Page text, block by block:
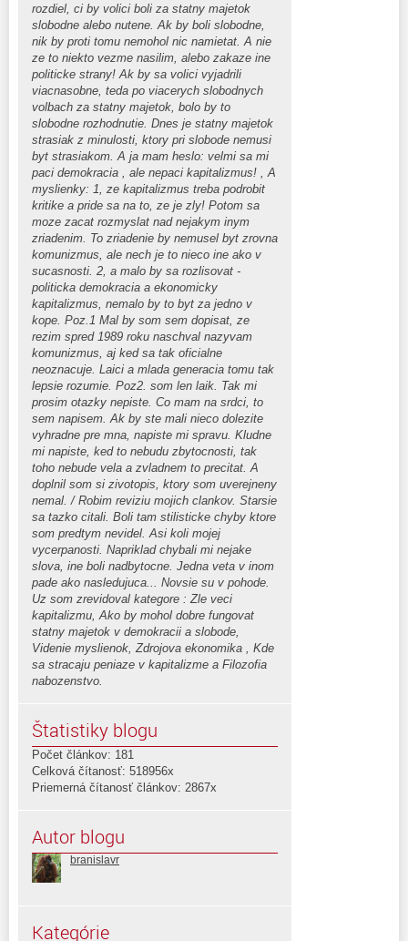
rozdiel, ci by volici boli za statny majetok
slobodne alebo nutene. Ak by boli slobodne,
nik by proti tomu nemohol nic namietat. A nie
ze to niekto vezme nasilim, alebo zakaze ine
politicke strany! Ak by sa volici vyjadrili
viacnasobne, teda po viacerych slobodnych
volbach za statny majetok, bolo by to
slobodne rozhodnutie. Dnes je statny majetok
strasiak z minulosti, ktory pri slobode nemusi
byt strasiakom. A ja mam heslo: velmi sa mi
paci demokracia , ale nepaci kapitalizmus! , A
myslienky: 1, ze kapitalizmus treba podrobit
kritike a pride sa na to, ze je zly! Potom sa
moze zacat rozmyslat nad nejakym inym
zriadenim. To zriadenie by nemusel byt zrovna
komunizmus, ale nech je to nieco ine ako v
sucasnosti. 2, a malo by sa rozlisovat -
politicka demokracia a ekonomicky
kapitalizmus, nemalo by to byt za jedno v
kope. Poz.1 Mal by som sem dopisat, ze
rezim spred 1989 roku naschval nazyvam
komunizmus, aj ked sa tak oficialne
neoznacuje. Laici a mlada generacia tomu tak
lepsie rozumie. Poz2. som len laik. Tak mi
prosim otazky nepiste. Co mam na srdci, to
sem napisem. Ak by ste mali nieco dolezite
vyhradne pre mna, napiste mi spravu. Kludne
mi napiste, ked to nebudu zbytocnosti, tak
toho nebude vela a zvladnem to precitat. A
doplnil som si zivotopis, ktory som uverejneny
nemal. / Robim reviziu mojich clankov. Starsie
sa tazko citali. Boli tam stilisticke chyby ktore
som predtym nevidel. Asi koli mojej
vycerpanosti. Napriklad chybali mi nejake
slova, ine boli nadbytocne. Jedna veta v inom
pade ako nasledujuca... Novsie su v pohode.
Uz som zrevidoval kategore : Zle veci
kapitalizmu, Ako by mohol dobre fungovat
statny majetok v demokracii a slobode,
Videnie myslienok, Zdrojova ekonomika , Kde
sa stracaju peniaze v kapitalizme a Filozofia
nabozenstvo.
Štatistiky blogu
Počet článkov: 181
Celková čítanosť: 518956x
Priemerná čítanosť článkov: 2867x
Autor blogu
branislavr
Kategórie